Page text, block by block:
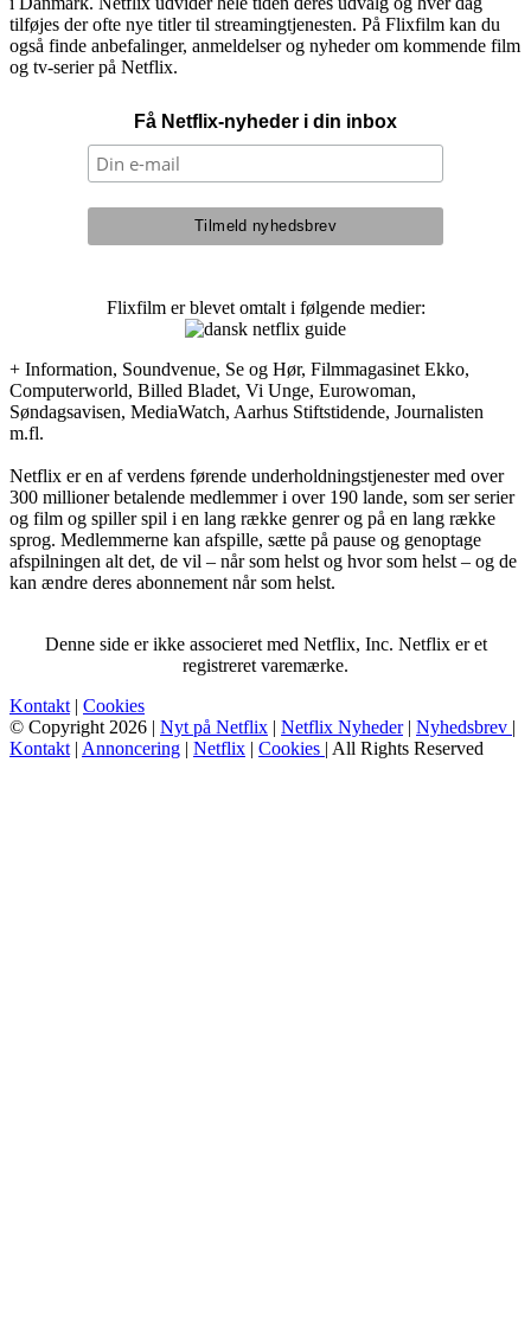
tilføjes der ofte nye titler til streamingtjenesten. På Flixfilm kan du
også finde anbefalinger, anmeldelser og nyheder om kommende film
og tv-serier på Netflix.
Få Netflix-nyheder i din inbox
Flixfilm er blevet omtalt i følgende medier:
+ Information, Soundvenue, Se og Hør, Filmmagasinet Ekko,
Computerworld, Billed Bladet, Vi Unge, Eurowoman,
Søndagsavisen, MediaWatch, Aarhus Stiftstidende, Journalisten
m.fl.
Netflix er en af verdens førende underholdningstjenester med over
300 millioner betalende medlemmer i over 190 lande, som ser serier
og film og spiller spil i en lang række genrer og på en lang række
sprog. Medlemmerne kan afspille, sætte på pause og genoptage
afspilningen alt det, de vil – når som helst og hvor som helst – og de
kan ændre deres abonnement når som helst.
Denne side er ikke associeret med Netflix, Inc. Netflix er et
registreret varemærke.
Kontakt | Cookies
© Copyright 2026 | Nyt på Netflix | Netflix Nyheder| Nyhedsbrev |
Kontakt | Annoncering | Netflix | Cookies | All Rights Reserved